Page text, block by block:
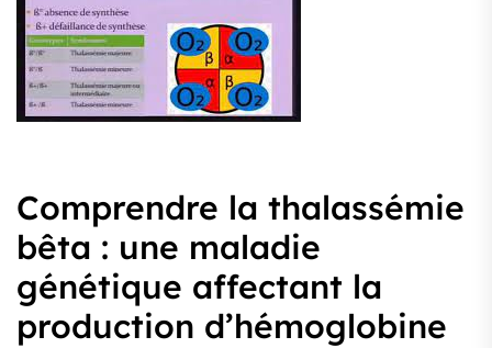
Comprendre la thalassémie
bêta : une maladie
génétique affectant la
production d’hémoglobine